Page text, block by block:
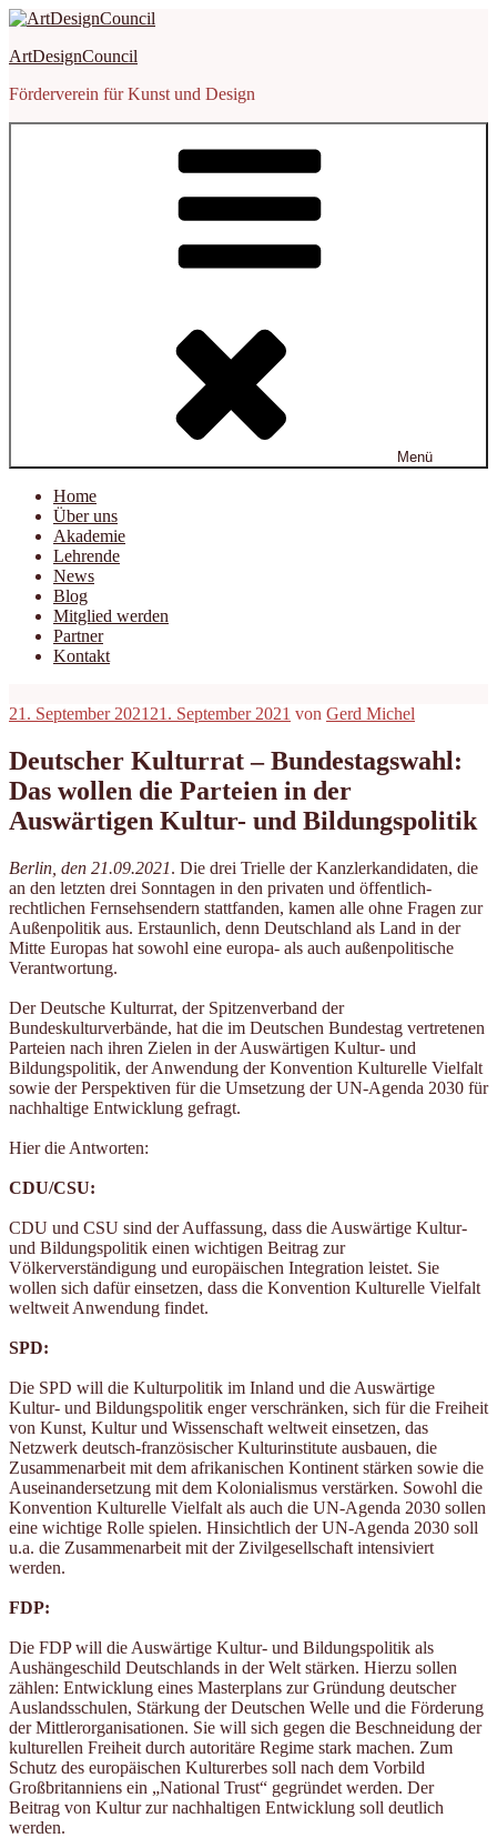
Zum
springen
ArtDesignCouncil
Förderverein für Kunst und Design
Menü
Home
Über uns
Akademie
Lehrende
News
Blog
Mitglied werden
Partner
Kontakt
Veröffentlicht
21. September 2021 21. September 2021 von Gerd Michel
Deutscher Kulturrat – Bundestagswahl:
Das wollen die Parteien in der
Auswärtigen Kultur- und Bildungspolitik
Berlin, den 21.09.2021. Die drei Trielle der Kanzlerkandidaten, die
an den letzten drei Sonntagen in den privaten und öffentlich-
rechtlichen Fernsehsendern stattfanden, kamen alle ohne Fragen zur
Außenpolitik aus. Erstaunlich, denn Deutschland als Land in der
Mitte Europas hat sowohl eine europa- als auch außenpolitische
Verantwortung.
Der Deutsche Kulturrat, der Spitzenverband der
Bundeskulturverbände, hat die im Deutschen Bundestag vertretenen
Parteien nach ihren Zielen in der Auswärtigen Kultur- und
Bildungspolitik, der Anwendung der Konvention Kulturelle Vielfalt
sowie der Perspektiven für die Umsetzung der UN-Agenda 2030 für
nachhaltige Entwicklung gefragt.
Hier die Antworten:
CDU/CSU:
CDU und CSU sind der Auffassung, dass die Auswärtige Kultur-
und Bildungspolitik einen wichtigen Beitrag zur
Völkerverständigung und europäischen Integration leistet. Sie
wollen sich dafür einsetzen, dass die Konvention Kulturelle Vielfalt
weltweit Anwendung findet.
SPD:
Die SPD will die Kulturpolitik im Inland und die Auswärtige
Kultur- und Bildungspolitik enger verschränken, sich für die Freiheit
von Kunst, Kultur und Wissenschaft weltweit einsetzen, das
Netzwerk deutsch-französischer Kulturinstitute ausbauen, die
Zusammenarbeit mit dem afrikanischen Kontinent stärken sowie die
Auseinandersetzung mit dem Kolonialismus verstärken. Sowohl die
Konvention Kulturelle Vielfalt als auch die UN-Agenda 2030 sollen
eine wichtige Rolle spielen. Hinsichtlich der UN-Agenda 2030 soll
u.a. die Zusammenarbeit mit der Zivilgesellschaft intensiviert
werden.
FDP:
Die FDP will die Auswärtige Kultur- und Bildungspolitik als
Aushängeschild Deutschlands in der Welt stärken. Hierzu sollen
zählen: Entwicklung eines Masterplans zur Gründung deutscher
Auslandsschulen, Stärkung der Deutschen Welle und die Förderung
der Mittlerorganisationen. Sie will sich gegen die Beschneidung der
kulturellen Freiheit durch autoritäre Regime stark machen. Zum
Schutz des europäischen Kulturerbes soll nach dem Vorbild
Großbritanniens ein „National Trust“ gegründet werden. Der
Beitrag von Kultur zur nachhaltigen Entwicklung soll deutlich
werden.